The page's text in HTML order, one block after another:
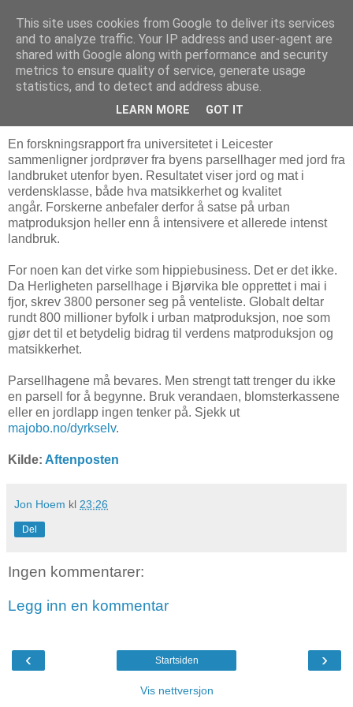
Arkitektur & Miljøteknologi
12 mai 2014
Dyrk mer av maten din selv
En forskningsrapport fra universitetet i Leicester
sammenligner jordprøver fra byens parsellhager med jord fra
landbruket utenfor byen. Resultatet viser jord og mat i
verdensklasse, både hva matsikkerhet og kvalitet
angår. Forskerne anbefaler derfor å satse på urban
matproduksjon heller enn å intensivere et allerede intenst
landbruk.
For noen kan det virke som hippiebusiness. Det er det ikke.
Da Herligheten parsellhage i Bjørvika ble opprettet i mai i
fjor, skrev 3800 personer seg på venteliste. Globalt deltar
rundt 800 millioner byfolk i urban matproduksjon, noe som
gjør det til et betydelig bidrag til verdens matproduksjon og
matsikkerhet.
Parsellhagene må bevares. Men strengt tatt trenger du ikke
en parsell for å begynne. Bruk verandaen, blomsterkassene
eller en jordlapp ingen tenker på. Sjekk ut
majobo.no/dyrkselv.
Kilde: Aftenposten
Jon Hoem kl 23:26
Del
Ingen kommentarer:
Legg inn en kommentar
‹ ›
Startsiden
Vis nettversjon
This site uses cookies from Google to deliver its services
and to analyze traffic. Your IP address and user-agent are
shared with Google along with performance and security
metrics to ensure quality of service, generate usage
statistics, and to detect and address abuse.
LEARN MORE GOT IT